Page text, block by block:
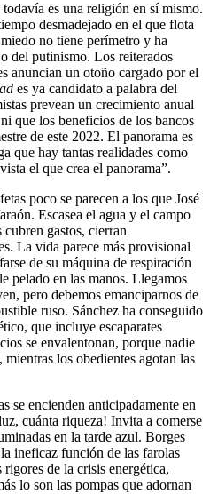
es una religión en sí mismo.
desmadejado en el que flota
no tiene perímetro y ha
del putinismo. Los reiterados
anuncian un otoño cargado por el
es ya candidato a palabra del
prevean un crecimiento anual
que los beneficios de los bancos
de este 2022. El panorama es
que hay tantas realidades como
el que crea el panorama”.
poco se parecen a los que José
Escasea el agua y el campo
cubren gastos, cierran
La vida parece más provisional
de su máquina de respiración
pelado en las manos. Llegamos
pero debemos emanciparnos de
ruso. Sánchez ha conseguido
que incluye escaparates
se envalentonan, porque nadie
los obedientes agotan las
se encienden anticipadamente en
cuánta riqueza! Invita a comerse
en la tarde azul. Borges
ineficaz función de las farolas
de la crisis energética,
lo son las pompas que adornan